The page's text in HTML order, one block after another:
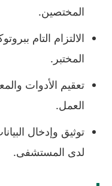
المختصين.
المختبر.
تعقيم الأدوات
العمل.
توثيق وإدخال
لدى المستشفى.